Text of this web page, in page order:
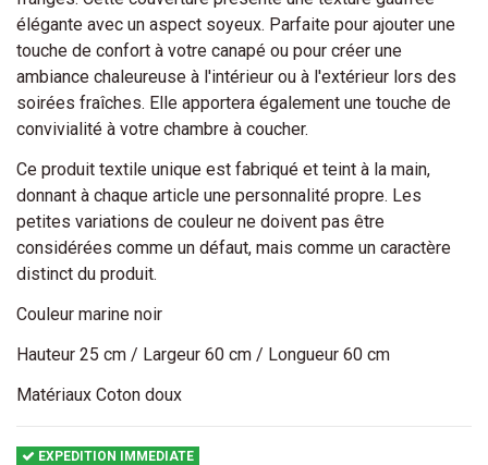
élégante avec un aspect soyeux. Parfaite pour ajouter une
touche de confort à votre canapé ou pour créer une
ambiance chaleureuse à l'intérieur ou à l'extérieur lors des
soirées fraîches. Elle apportera également une touche de
convivialité à votre chambre à coucher.
Ce produit textile unique est fabriqué et teint à la main,
donnant à chaque article une personnalité propre. Les
petites variations de couleur ne doivent pas être
considérées comme un défaut, mais comme un caractère
distinct du produit.
Couleur marine noir
Hauteur 25 cm / Largeur 60 cm / Longueur 60 cm
Matériaux Coton doux
EXPEDITION IMMEDIATE